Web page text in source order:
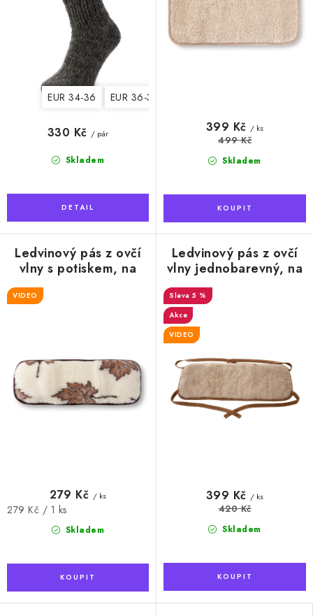
EUR 34-36 EUR 36-38
Skladem
330 Kč / pár
Skladem
399 Kč / ks
499 Kč
Ledvinový pás z ovčí
vlny s potiskem, na
VIDEO
Skladem
279 Kč / ks
Měrná
279 Kč / 1 ks
Ledvinový pás z ovčí
vlny jednobarevný, na
5 %
Akce
VIDEO
Skladem
399 Kč / ks
420 Kč